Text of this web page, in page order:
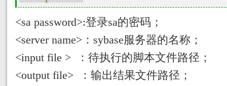
<sa password>:登录sa的密码；
<server name> ： sybase服务器的名称；
<input file >
：待执行的脚本文件路径 ；
<output file>
：输出结果文件路径；